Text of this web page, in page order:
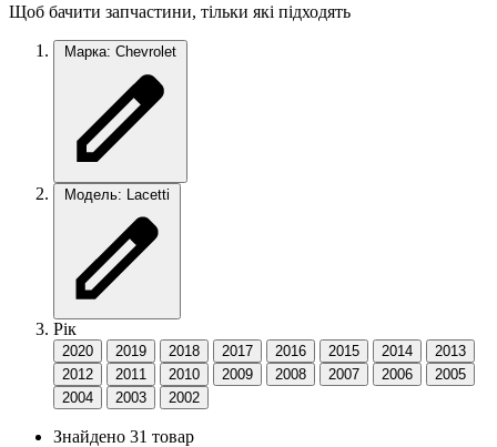
Щоб бачити запчастини, тільки які підходять
Марка: Chevrolet
Модель: Lacetti
Рік
2020 2019 2018 2017 2016 2015 2014
2013
2012
2011 2010 2009 2008 2007 2006
2005
2004
2003 2002
Знайдено 31 товар